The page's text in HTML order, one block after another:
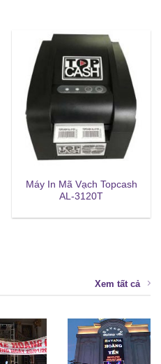
Máy In Mã Vạch Topcash
AL-3120T
Xem tất cả